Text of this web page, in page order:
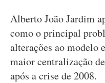
Alberto João Jardim
como o principal
alterações ao modelo
maior centralização
após a crise de 2008.